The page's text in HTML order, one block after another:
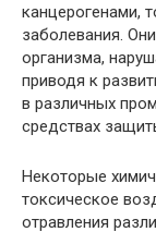
канцерогенами,
заболевания.
организма,
приводя к
в различных
средствах
Некоторые
токсическое
отравления